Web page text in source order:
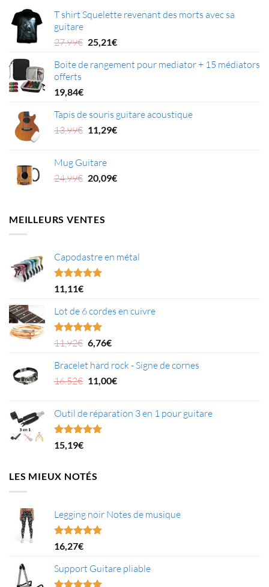
T shirt Squelette revenant des morts avec sa
guitare
27,99€ Le
initial
25,21€Le
actuel
Boite de rangement pour mediator + 15 médiators
offerts
19,84€
Tapis de souris guitare acoustique
13,99€ Le
était :
13,99€.
11,29€Le
11,29€.
Mug Guitare
24,99€ Le
était :
24,99€.
20,09€Le
MEILLEURS VENTES
Capodastre en métal
Note4.95
sur 5
11,11€
Lot de 6 cordes en cuivre
Note5.00
sur 5
11,92€ Le
initial
était :
6,76€Le
actuel
est :
Bracelet hard rock - Signe de cornes
16,52€ Le
était :
16,52€.
11,00€Le
est :
Outil de réparation 3 en 1 pour guitare
Note5.00
sur 5
15,19€
LES MIEUX NOTÉS
Legging noir Notes de musique
Note5.00
sur 5
16,27€
Support Guitare pliable